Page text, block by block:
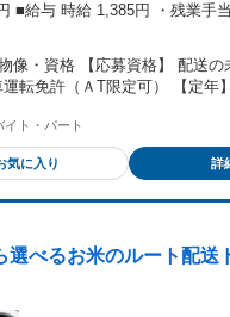
■給与 時給 1,385円 ・残業手
に＋50円 ・年末手当：時給＋50円
12/31） ・年始手当（1/1・2・
（規定による） ・勤続6か月経
1年ごとに年5日の指定取得。
上35Ｋｍの方（当生協規定によ
車場完備（無料） ・公共交通
当支給
像・資格 【応募資格】 配送の
ＡT限定可） 【定年】 60歳 再雇用制度
がら働きたい方 ・地元で長期
ン・Uターンの方 ・主婦（夫
んも活躍中！
イト・パート
気に入り 詳
選べるお米のルート配送